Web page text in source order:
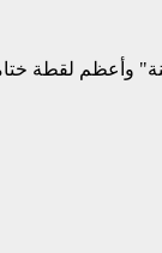
وأعظم لقطة